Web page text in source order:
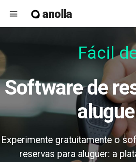
menu anolla
Fácil de
Software de reservas de
Experimente gratuitamente o
reservas para aluguer: a